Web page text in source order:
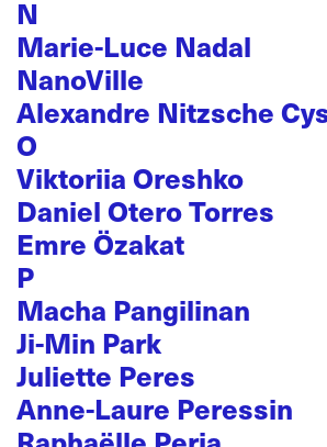
N
Marie-Luce Nadal
NanoVille
Alexandre Nitzsche
O
Viktoriia Oreshko
Daniel Otero Torres
Emre Özakat
P
Macha Pangilinan
Ji-Min Park
Juliette Peres
Anne-Laure Peressin